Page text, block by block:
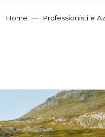
Home Professionisti e